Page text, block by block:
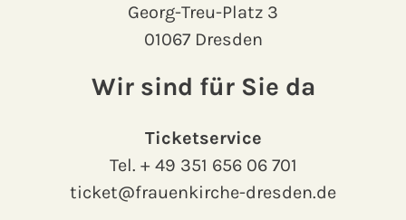
Georg-Treu-Platz 3
01067 Dresden
Wir sind für Sie da
Ticketservice
Tel. + 49 351 656 06 701
ticket@frauenkirche-dresden.de